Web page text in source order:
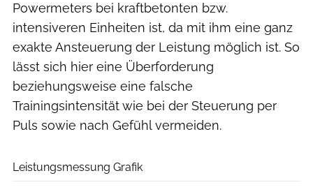
Powermeters bei kraftbetonten bzw.
intensiveren Einheiten ist, da mit ihm eine ganz
exakte Ansteuerung der Leistung möglich ist. So
lässt sich hier eine Überforderung
beziehungsweise eine falsche
Trainingsintensität wie bei der Steuerung per
Puls sowie nach Gefühl vermeiden.
Leistungsmessung Grafik